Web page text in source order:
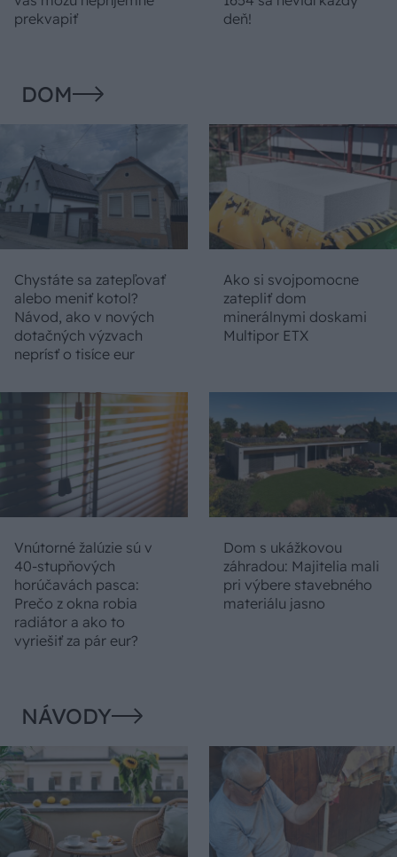
prekvapiť
deň!
DOM
Chystáte sa zatepľovať
alebo meniť kotol?
Návod, ako v nových
dotačných výzvach
neprísť o tisíce eur
Ako si svojpomocne
zatepliť dom
minerálnymi doskami
Multipor ETX
Vnútorné žalúzie sú v
40-stupňových
horúčavách pasca:
Prečo z okna robia
radiátor a ako to
vyriešiť za pár eur?
Dom s ukážkovou
záhradou: Majitelia mali
pri výbere stavebného
materiálu jasno
NÁVODY